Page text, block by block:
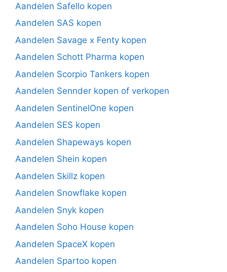
Aandelen Safello kopen
Aandelen SAS kopen
Aandelen Savage x Fenty kopen
Aandelen Schott Pharma kopen
Aandelen Scorpio Tankers kopen
Aandelen Sennder kopen of verkopen
Aandelen SentinelOne kopen
Aandelen SES kopen
Aandelen Shapeways kopen
Aandelen Shein kopen
Aandelen Skillz kopen
Aandelen Snowflake kopen
Aandelen Snyk kopen
Aandelen Soho House kopen
Aandelen SpaceX kopen
Aandelen Spartoo kopen